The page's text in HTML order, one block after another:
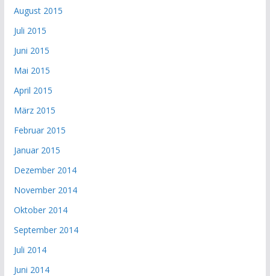
August 2015
Juli 2015
Juni 2015
Mai 2015
April 2015
März 2015
Februar 2015
Januar 2015
Dezember 2014
November 2014
Oktober 2014
September 2014
Juli 2014
Juni 2014